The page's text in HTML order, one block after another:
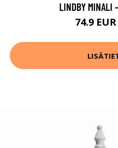
LINDBY MINALI
74.9 EUR